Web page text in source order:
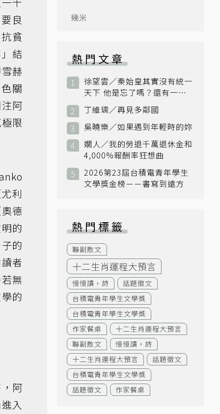
良
貧
結
赫
關
阿
限
利
德
的
的
者
無
的
阿
入
幾米
熱門文章
徐望雲／秦始皇其實沒有統一
天下 他是忘了嗎？還有一個
小國：衛國
丁維瑀／再見多鄰國
吳曉樂／如果遇到年輕時的妳
嫺人／我的勞退千萬退休金和
4,000%報酬率狂想曲
2026第23屆台積電青年學生
文學獎金榜－－書寫到遠方
熱門標籤
聯副散文
十二生肖運程大預言
慢慢讀，詩
話題徵文
台積電青年學生文學獎
台積電青年學生文學獎
作家餐桌
十二生肖運程大預言
聯副散文
慢慢讀，詩
十二生肖運程大預言
話題徵文
台積電青年學生文學獎
話題徵文
作家餐桌